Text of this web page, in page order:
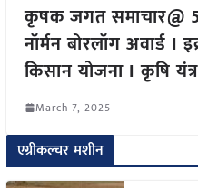
कृषक जगत समाचार@
नॉर्मन बोरलॉग अवार्ड I
किसान योजना I कृषि यंत्र
March 7, 2025
एग्रीकल्चर मशीन